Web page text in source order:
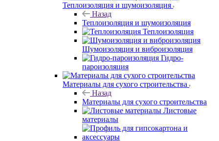
Теплоизоляция и шумоизоляция
Назад
Теплоизоляция и шумоизоляция
Теплоизоляция
Шумоизоляция и виброизоляция
Гидро-
пароизоляция
Материалы для сухого строительства
Назад
Материалы для сухого строительства
Листовые
материалы